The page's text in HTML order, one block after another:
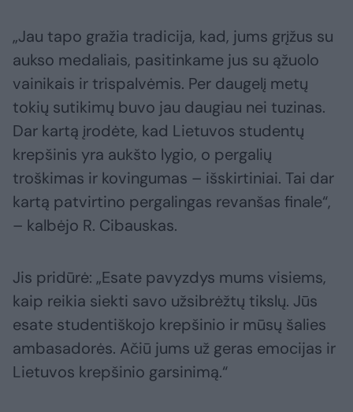
„Jau tapo gražia tradicija, kad, jums grįžus su
aukso medaliais, pasitinkame jus su ąžuolo
vainikais ir trispalvėmis. Per daugelį metų
tokių sutikimų buvo jau daugiau nei tuzinas.
Dar kartą įrodėte, kad Lietuvos studentų
krepšinis yra aukšto lygio, o pergalių
troškimas ir kovingumas – išskirtiniai. Tai dar
kartą patvirtino pergalingas revanšas finale“,
– kalbėjo R. Cibauskas.
Jis pridūrė: „Esate pavyzdys mums visiems,
kaip reikia siekti savo užsibrėžtų tikslų. Jūs
esate studentiškojo krepšinio ir mūsų šalies
ambasadorės. Ačiū jums už geras emocijas ir
Lietuvos krepšinio garsinimą.“